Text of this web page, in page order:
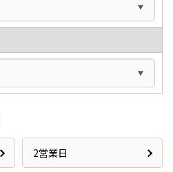
2営業日